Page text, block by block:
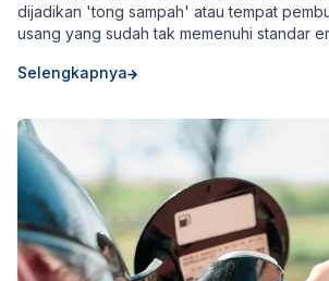
dijadikan 'tong sampah' atau tempat
usang yang sudah tak memenuhi standar
Selengkapnya